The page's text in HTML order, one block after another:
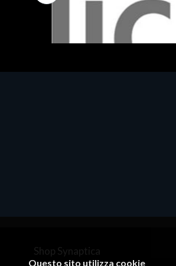
Shop Synaptica
Questo sito utilizza cookie